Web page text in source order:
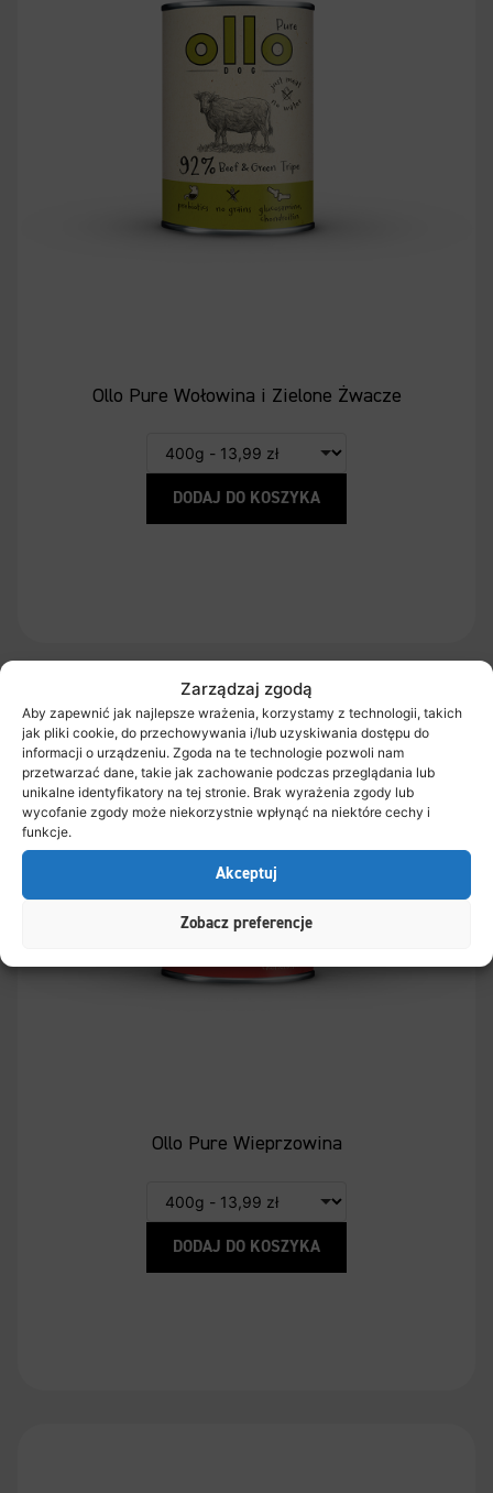
Zarządzaj zgodą
Aby zapewnić jak najlepsze wrażenia, korzystamy z technologii, takich
jak pliki cookie, do przechowywania i/lub uzyskiwania dostępu do
informacji o urządzeniu. Zgoda na te technologie pozwoli nam
przetwarzać dane, takie jak zachowanie podczas przeglądania lub
unikalne identyfikatory na tej stronie. Brak wyrażenia zgody lub
wycofanie zgody może niekorzystnie wpłynąć na niektóre cechy i
funkcje.
Akceptuj
Zobacz preferencje
Ollo Pure Wołowina i Zielone Żwacze
DODAJ DO KOSZYKA
Ollo Pure Wieprzowina
DODAJ DO KOSZYKA